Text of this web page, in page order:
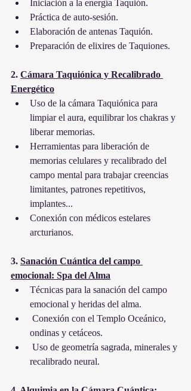
Iniciación a la energía Taquión.
Práctica de auto-sesión.
Elaboración de antenas Taquión.
Preparación de elixires de Taquiones.
2. Cámara Taquiónica y Recalibrado
Energético
Uso de la cámara Taquiónica para
limpiar el aura, equilibrar los chakras y
liberar memorias.
Herramientas para liberación de
memorias celulares y recalibrado del
campo mental para trabajar creencias
limitantes, patrones repetitivos,
implantes...
Conexión con médicos estelares
arcturianos.
3. Sanación Cuántica del campo
emocional: Spa del Alma
Técnicas para la sanación del campo
emocional y heridas del alma.
ondinas y cetáceos.
recalibrado neural.